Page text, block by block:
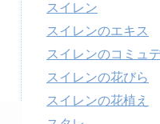
スイレン
スイレンのエキス
スイレンのコミュ
スイレンの花びら
スイレンの花植え